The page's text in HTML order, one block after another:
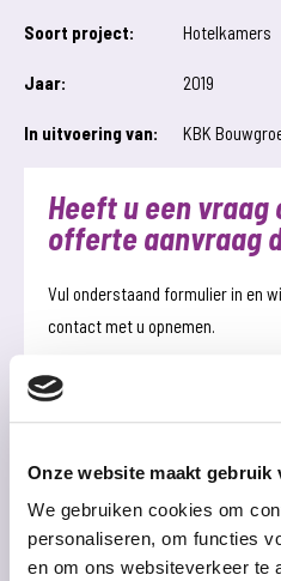
Onze website maakt gebruik
We gebruiken cookies om
personaliseren, om functies
en om ons websiteverkeer te
Soort project: Hotelkamers
Jaar: 2019
In uitvoering van: KBK
Heeft u een
offerte aanvraag
Vul onderstaand formulier in en
contact met u opnemen.
Naam
Telefoonnummer
Vraag/Opmerking/Bericht